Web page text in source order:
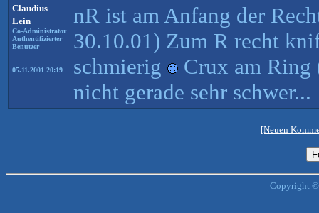
Claudius
Lein
Co-Administrator
Authentifizierter
Benutzer
05.11.2001 20:19
nR ist am Anfang der
30.10.01) Zum R recht
schmierig
Crux am
nicht gerade sehr schwer...
[Neuen
Copyright ©